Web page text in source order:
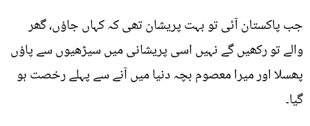
جب پاکستان آئی تو بہت پریشان تھی کہ کہاں جاؤں، گھر
والے تو رکھیں گے نہیں اسی پریشانی میں سیڑھیوں سے پاؤں
پھسلا اور میرا معصوم بچہ دنیا میں آنے سے پہلے رخصت ہو
گیا۔